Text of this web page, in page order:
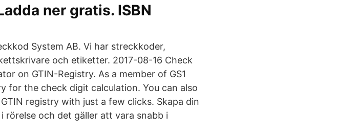
ner gratis. ISBN
System AB. Vi har streckkoder,
och etiketter. 2017-08-16 Check
on GTIN-Registry. As a member of GS1
for the check digit calculation. You can also
registry with just a few clicks. Skapa din
rörelse och det gäller att vara snabb i